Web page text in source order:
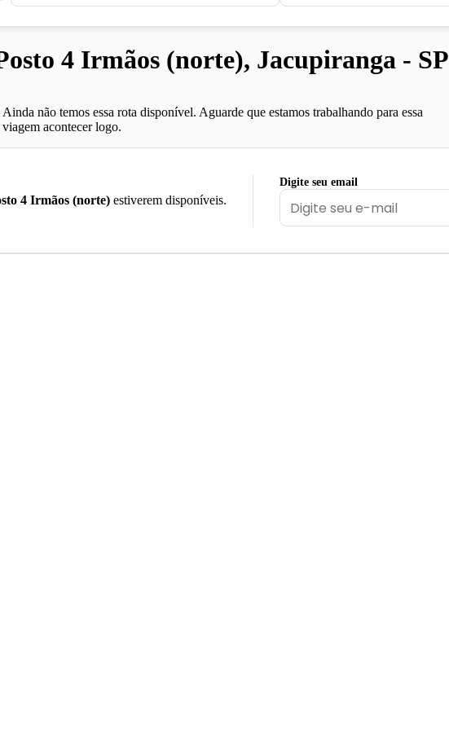
4 Irmãos (norte), Jacupiranga - SP
Ainda não temos essa rota disponível. Aguarde que estamos trabalhando para essa
viagem acontecer logo.
4 Irmãos (norte) estiverem disponíveis.
Digite seu email